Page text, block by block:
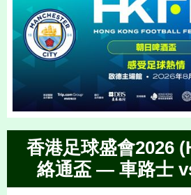
香港足球盛會2026
絡通盃 — 車路士